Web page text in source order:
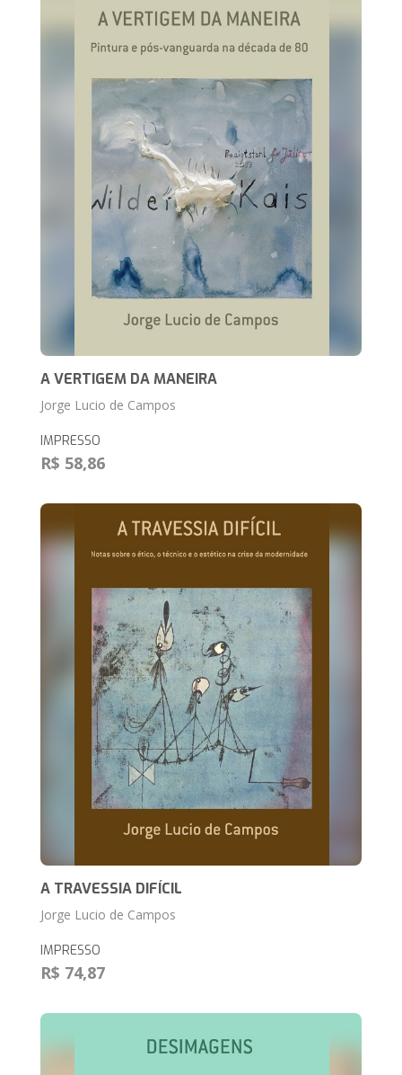
A VERTIGEM DA MANEIRA
Jorge Lucio de Campos
IMPRESSO
R$ 58,86
A TRAVESSIA DIFÍCIL
Jorge Lucio de Campos
IMPRESSO
R$ 74,87